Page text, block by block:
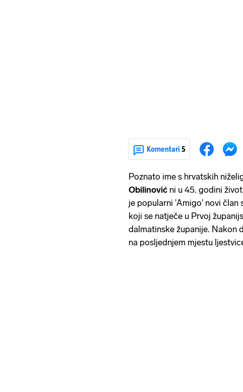
Komentari 5
Poznato ime s hrvatskih
Obilinović ni u 45. godini
je popularni 'Amigo' novi
koji se natječe u Prvoj
dalmatinske županije. Nakon
na posljednjem mjestu